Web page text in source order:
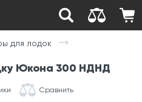
для лодок
Юкона 300 НДНД
Сравнить